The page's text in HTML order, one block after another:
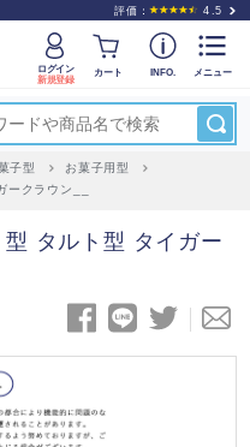
評価： 4.5
ログイン
新規登録
カート INFO. メニュー
子型
お菓子用型
クラウン__
タルト型 タイガー